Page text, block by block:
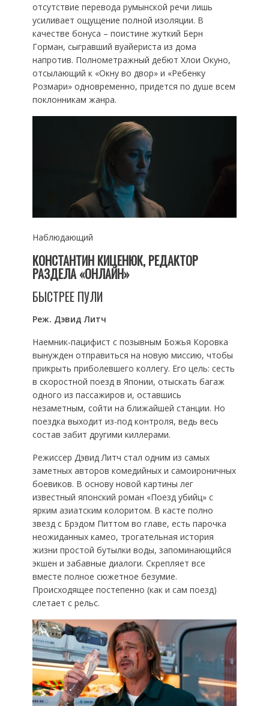
отсутствие перевода румынской речи лишь
усиливает ощущение полной изоляции. В
качестве бонуса – поистине жуткий Берн
Горман, сыгравший вуайериста из дома
напротив. Полнометражный дебют Хлои Окуно,
отсылающий к «Окну во двор» и «Ребенку
Розмари» одновременно, придется по душе всем
поклонникам жанра.
Наблюдающий
КОНСТАНТИН КИЦЕНЮК, РЕДАКТОР
РАЗДЕЛА «ОНЛАЙН»
БЫСТРЕЕ ПУЛИ
Реж. Дэвид Литч
Наемник-пацифист с позывным Божья Коровка
вынужден отправиться на новую миссию, чтобы
прикрыть приболевшего коллегу. Его цель: сесть
в скоростной поезд в Японии, отыскать багаж
одного из пассажиров и, оставшись
незаметным, сойти на ближайшей станции. Но
поездка выходит из-под контроля, ведь весь
состав забит другими киллерами.
Режиссер Дэвид Литч стал одним из самых
заметных авторов комедийных и самоироничных
боевиков. В основу новой картины лег
известный японский роман «Поезд убийц» с
ярким азиатским колоритом. В касте полно
звезд с Брэдом Питтом во главе, есть парочка
неожиданных камео, трогательная история
жизни простой бутылки воды, запоминающийся
экшен и забавные диалоги. Скрепляет все
вместе полное сюжетное безумие.
Происходящее постепенно (как и сам поезд)
слетает с рельс.